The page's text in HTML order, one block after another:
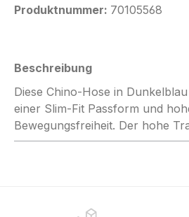
Produktnummer: 70105568
Beschreibung
Diese Chino-Hose in
einer Slim-Fit Passform und
Bewegungsfreiheit. Der hohe